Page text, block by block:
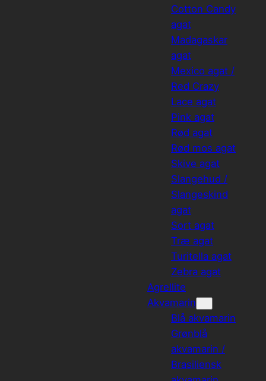
Cotton Candy
agat
Madagaskar
agat
Mexico agat /
Red Crazy
Lace agat
Pink agat
Rød agat
Rød mos agat
Skive agat
Slangehud /
Slangeskind
agat
Sort agat
Træ agat
Turitella agat
Zebra agat
Agrellite
Akvamarin
Blå akvamarin
Grønblå
akvamarin /
Brasiliensk